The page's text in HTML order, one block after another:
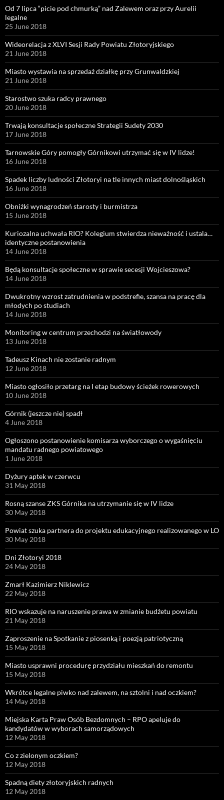
Od 7 lipca “picie pod chmurką” nad Zalewem oraz przy Aurelii
legalne
25 June 2018
Wideorelacja z XLVI Sesji Rady Powiatu Złotoryjskiego
21 June 2018
Miasto wystawia na sprzedaż działkę przy Grunwaldzkiej
21 June 2018
Starostwo szuka radcy prawnego
20 June 2018
Trwają konsultacje społeczne Strategii Sudety 2030
17 June 2018
Tarnowskie Góry pomogły Górnikowi utrzymać się w IV lidze!
16 June 2018
Spadek liczby ludności Złotoryi na tle innych miast dolnośląskich
16 June 2018
Obniżki wynagrodzeń starosty i burmistrza
15 June 2018
Kuriozalna uchwała RIO? Kolegium stwierdza nieważność i ustala…
identyczne postanowienia
14 June 2018
Będą konsultacje społeczne w sprawie secesji Wojcieszowa?
14 June 2018
Dwukrotny wzrost zatrudnienia w podstrefie, szansa na pracę dla
młodych po studiach
14 June 2018
Monitoring w centrum przechodzi na światłowody
13 June 2018
Tadeusz Kinach nie zostanie radnym
12 June 2018
Miasto ogłosiło przetarg na I etap budowy ścieżek rowerowych
10 June 2018
Górnik (jeszcze nie) spadł
4 June 2018
Ogłoszono postanowienie komisarza wyborczego o wygaśnięciu
mandatu radnego powiatowego
1 June 2018
Dyżury aptek w czerwcu
31 May 2018
Rosną szanse ZKS Górnika na utrzymanie się w IV lidze
30 May 2018
Powiat szuka partnera do projektu edukacyjnego realizowanego w LO
30 May 2018
Dni Złotoryi 2018
24 May 2018
Zmarł Kazimierz Niklewicz
22 May 2018
RIO wskazuje na naruszenie prawa w zmianie budżetu powiatu
21 May 2018
Zaproszenie na Spotkanie z piosenką i poezją patriotyczną
15 May 2018
Miasto usprawni procedurę przydziału mieszkań do remontu
15 May 2018
Wkrótce legalne piwko nad zalewem, na sztolni i nad oczkiem?
14 May 2018
Miejska Karta Praw Osób Bezdomnych – RPO apeluje do
kandydatów w wyborach samorządowych
12 May 2018
Co z zielonym oczkiem?
12 May 2018
Spadną diety złotoryjskich radnych
12 May 2018